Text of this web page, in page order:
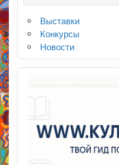
Выставки
Конкурсы
Новости